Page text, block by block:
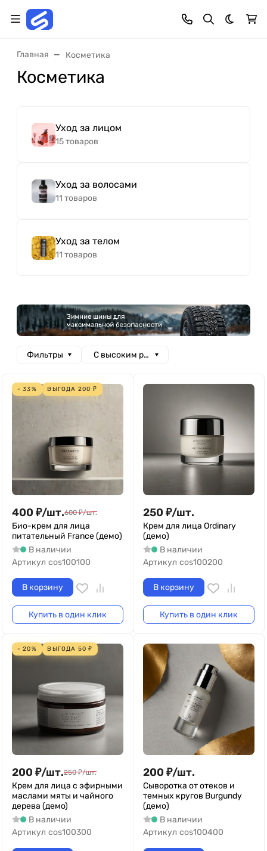
Темная
Главная Косметика
Косметика
Уход за лицом
15 товаров
Уход за волосами
11 товаров
Уход за телом
11 товаров
Фильтры С высоким рейтингом
- 33% ВЫГОДА 200 ₽
400 ₽/шт.600 ₽/шт.
Био-крем для лица
питательный France (демо)
В наличии
Артикул cos100100
В корзину
Купить в один клик
250 ₽/шт.
Крем для лица Ordinary
(демо)
В наличии
Артикул cos100200
В корзину
Купить в один клик
- 20% ВЫГОДА 50 ₽
200 ₽/шт.250 ₽/шт.
Крем для лица с эфирными
маслами мяты и чайного
дерева (демо)
В наличии
Артикул cos100300
200 ₽/шт.
Сыворотка от отеков и
темных кругов Burgundy
(демо)
В наличии
Артикул cos100400